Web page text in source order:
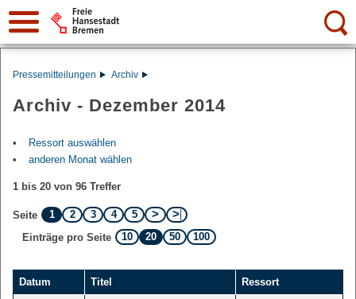
Suche:
Pressemitteilungen Archiv
Archiv - Dezember 2014
Ressort auswählen
anderen Monat wählen
1 bis 20 von 96 Treffer
Seite 1 2 3 4
5
Einträge pro Seite
10 20 50 100
Datum Titel Ressort